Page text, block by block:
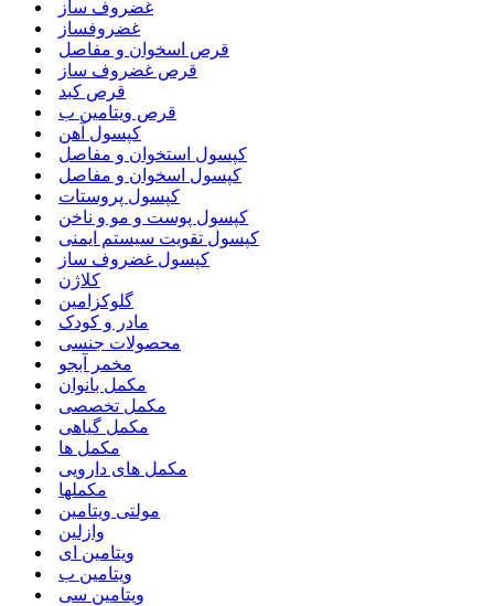
غضروف ساز
غضروفساز
قرص اسخوان و مفاصل
قرص غضروف ساز
قرص کبد
قرص ویتامین ب
کپسول آهن
کپسول استخوان و مفاصل
کپسول اسخوان و مفاصل
کپسول پروستات
کپسول پوست و مو و ناخن
کپسول تقویت سیستم ایمنی
کپسول غضروف ساز
کلاژن
گلوکزامین
مادر و کودک
محصولات جنسی
مخمر آبجو
مکمل بانوان
مکمل تخصصی
مکمل گیاهی
مکمل ها
مکمل های دارویی
مکملها
مولتی ویتامین
وازلین
ویتامین ای
ویتامین ب
ویتامین سی